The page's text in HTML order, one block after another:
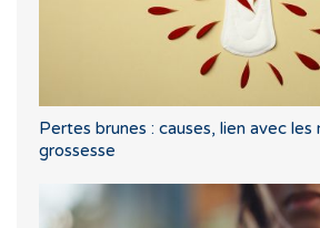
Pertes brunes : causes, lien avec les
grossesse